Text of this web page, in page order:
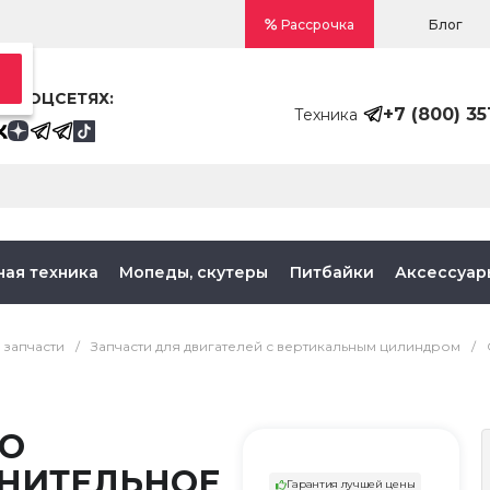
Рассрочка Блог
СОЦСЕТЯХ:
Техника
+7 (800)
техника Мопеды, скутеры Питбайки
/ Запчасти для двигателей с вертикальным цилиндром /
Гарантия лучшей цены